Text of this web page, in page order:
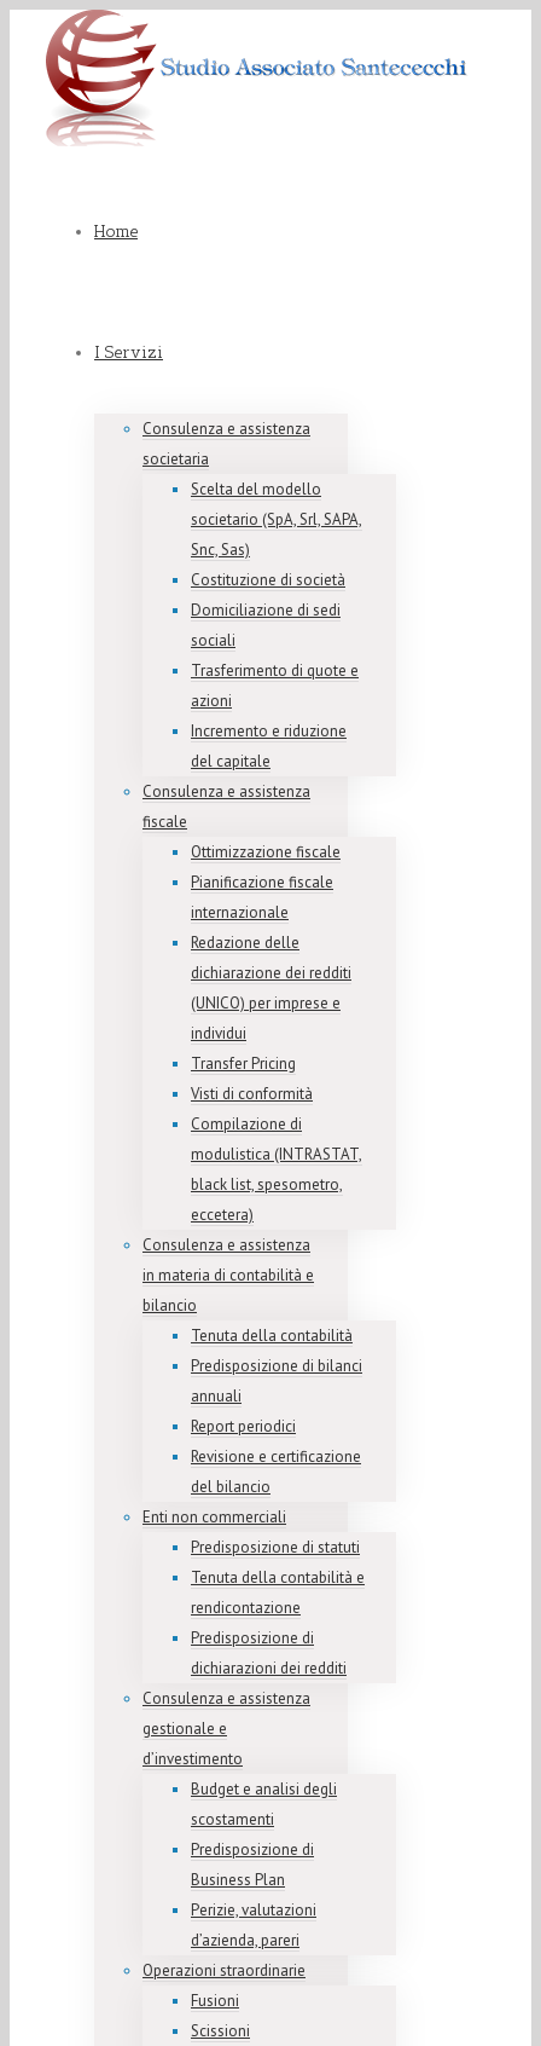
Home
I Servizi
Consulenza e assistenza
societaria
Scelta del modello
societario (SpA, Srl, SAPA,
Snc, Sas)
Costituzione di società
Domiciliazione di sedi
sociali
Trasferimento di quote e
azioni
Incremento e riduzione
del capitale
Consulenza e assistenza
fiscale
Ottimizzazione fiscale
Pianificazione fiscale
internazionale
Redazione delle
dichiarazione dei redditi
(UNICO) per imprese e
individui
Transfer Pricing
Visti di conformità
Compilazione di
modulistica (INTRASTAT,
black list, spesometro,
eccetera)
Consulenza e assistenza
in materia di contabilità e
bilancio
Tenuta della contabilità
Predisposizione di bilanci
annuali
Report periodici
Revisione e certificazione
del bilancio
Enti non commerciali
Predisposizione di statuti
Tenuta della contabilità e
rendicontazione
Predisposizione di
dichiarazioni dei redditi
Consulenza e assistenza
gestionale e
d’investimento
Budget e analisi degli
scostamenti
Predisposizione di
Business Plan
Perizie, valutazioni
d’azienda, pareri
Operazioni straordinarie
Fusioni
Scissioni